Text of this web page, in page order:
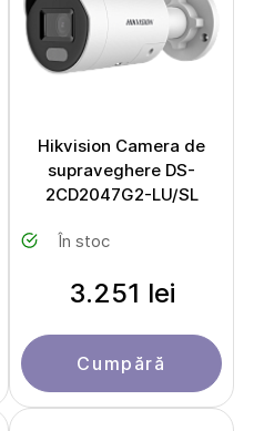
Hikvision Camera de
supraveghere DS-
2CD2047G2-LU/SL
În stoc
3.251 lei
Cumpără